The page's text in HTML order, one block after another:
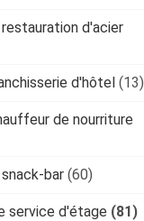
d'acier
d'hôtel (13)
de nourriture
bar (60)
service d'étage (81)